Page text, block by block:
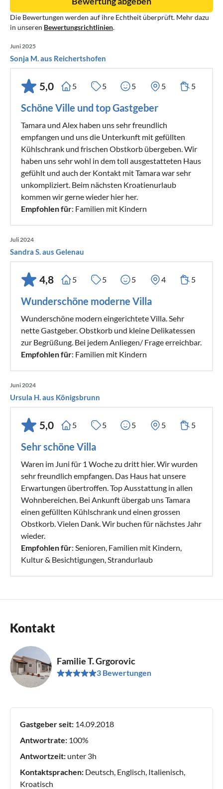
Die Bewertungen werden auf ihre Echtheit überprüft. Mehr dazu
in unseren Bewertungsrichtlinien.
Juni 2025
Sonja M. aus Reichertshofen
5,0 5 5 5 5 5
Schöne Ville und top Gastgeber
Tamara und Alex haben uns sehr freundlich
empfangen und uns die Unterkunft mit gefüllten
Kühlschrank und frischen Obstkorb übergeben. Wir
haben uns sehr wohl in dem toll ausgestatteten Haus
gefühlt und auch der Kontakt mit Tamara war sehr
unkompliziert. Beim nächsten Kroatienurlaub
kommen wir gerne wieder hier her.
Empfohlen für: Familien mit Kindern
Juli 2024
Sandra S. aus Gelenau
4,8 5 5 5 4 5
Wunderschöne moderne Villa
Wunderschöne modern eingerichtete Villa. Sehr
nette Gastgeber. Obstkorb und kleine Delikatessen
zur Begrüßung. Bei jedem Anliegen/ Frage erreichbar.
Empfohlen für: Familien mit Kindern
Juni 2024
Ursula H. aus Königsbrunn
5,0 5 5 5 5 5
Sehr schöne Villa
Waren im Juni für 1 Woche zu dritt hier. Wir wurden
sehr freundlich empfangen. Das Haus hat unsere
Erwartungen übertroffen. Top Ausstattung in allen
Wohnbereichen. Bei Ankunft übergab uns Tamara
einen gefüllten Kühlschrank und einen grossen
Obstkorb. Vielen Dank. Wir buchen für nächstes Jahr
wieder.
Empfohlen für: Senioren, Familien mit Kindern,
Kultur & Besichtigungen, Strandurlaub
Kontakt
Familie T. Grgorovic
3 Bewertungen
Gastgeber seit: 14.09.2018
Antwortrate: 100%
Antwortzeit: unter 3h
Kontaktsprachen: Deutsch, Englisch, Italienisch,
Kroatisch